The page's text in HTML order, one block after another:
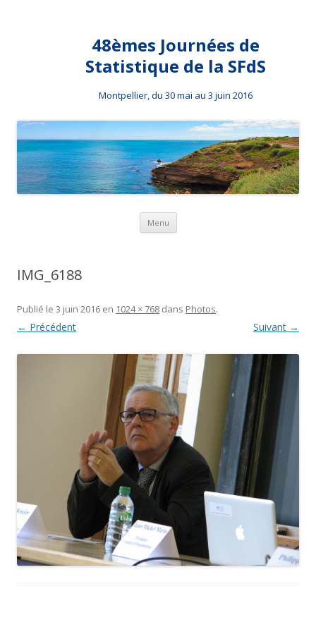
48èmes Journées de
Statistique de la SFdS
Montpellier, du 30 mai au 3 juin 2016
Menu Aller au contenu principal
IMG_6188
Publié le 3 juin 2016 en 1024 × 768 dans Photos.
← Précédent Suivant →